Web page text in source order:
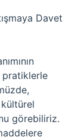
Davet
görebiliriz.